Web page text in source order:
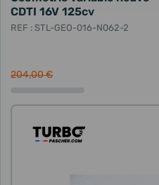
CDTI 16V 125cv
REF : STL-GEO-016-N062-2
204,00 €